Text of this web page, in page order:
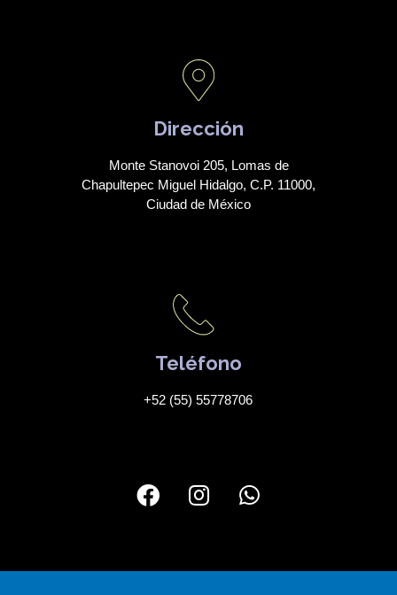
Dirección
Monte Stanovoi 205, Lomas de
Chapultepec Miguel Hidalgo, C.P. 11000,
Ciudad de México
Teléfono
+52 (55) 55778706